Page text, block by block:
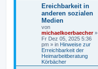
Ereichbarkeit in
anderen sozialen
Medien
von
michaelkoerbaecher»
Fr Dez 05, 2025 5:36
pm » in Hinweise zur
Erreichbarkeit der
Heimarbeitberatung
Körbächer